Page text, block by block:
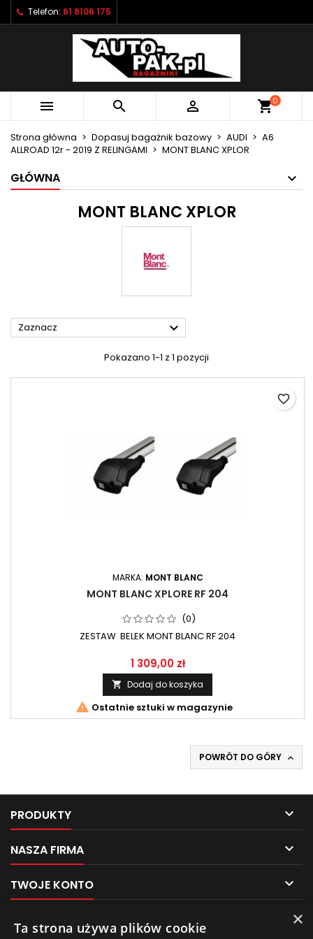
Telefon: 61 8106 175
   shopping_cart0
Strona główna Dopasuj bagażnik bazowy AUDI
A6
ALLROAD 12r - 2019 Z RELINGAMI
MONT BLANC XPLOR
GŁÓWNA
MONT BLANC XPLOR
Zaznacz 
Pokazano 1-1 z 1 pozycji
MARKA: MONT BLANC
MONT BLANC XPLORE RF 204
(0)
ZESTAW BELEK MONT BLANC RF 204
1 309,00 zł
 Dodaj do koszyka
 Ostatnie sztuki w magazynie
favorite_border
POWRÓT DO GÓRY 
PRODUKTY 
NASZA FIRMA 
TWOJE KONTO 
KONTAKT 
Moje listy życzeń ×
Utwórz nową listę
((modalTitle)) ×
((confirmMessage))
((cancelText)) ((modalDeleteText))
Utwórz listę życzeń ×
Nazwa listy życzeń
Anuluj Utwórz listę życzeń
Zaloguj się ×
Musisz być zalogowany by zapisać produkty na
swojej liście życzeń.
Anuluj Zaloguj się
Pliki cookies ×
Ta strona używa plików cookie